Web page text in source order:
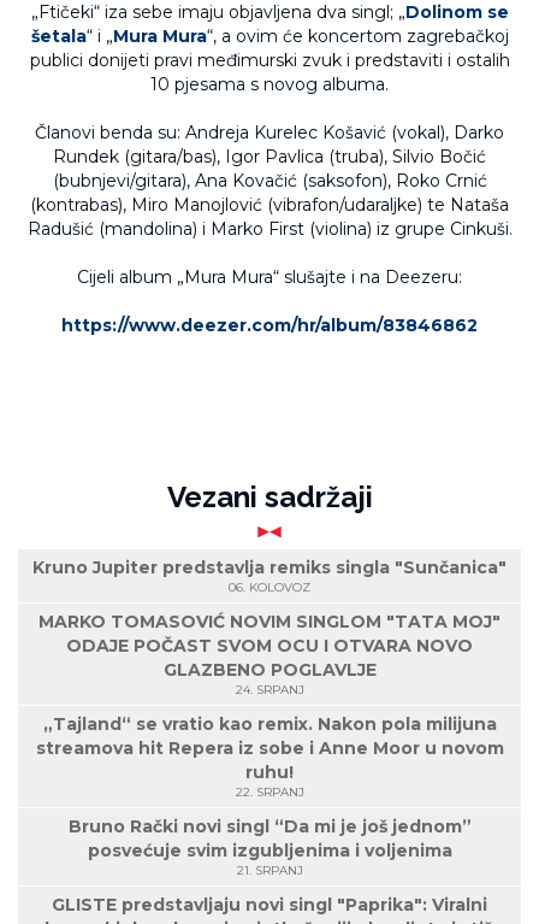
„Ftičeki“ iza sebe imaju objavljena dva singl; „Dolinom se
šetala“ i „Mura Mura“, a ovim će koncertom zagrebačkoj
publici donijeti pravi međimurski zvuk i predstaviti i ostalih
10 pjesama s novog albuma.
Članovi benda su: Andreja Kurelec Košavić (vokal), Darko
Rundek (gitara/bas), Igor Pavlica (truba), Silvio Bočić
(bubnjevi/gitara), Ana Kovačić (saksofon), Roko Crnić
(kontrabas), Miro Manojlović (vibrafon/udaraljke) te Nataša
Radušić (mandolina) i Marko First (violina) iz grupe Cinkuši.
Cijeli album „Mura Mura“ slušajte i na Deezeru:
https://www.deezer.com/hr/album/83846862
Vezani sadržaji
Kruno Jupiter predstavlja remiks singla "Sunčanica"
06. KOLOVOZ
MARKO TOMASOVIĆ NOVIM SINGLOM "TATA MOJ"
ODAJE POČAST SVOM OCU I OTVARA NOVO
GLAZBENO POGLAVLJE
24. SRPANJ
„Tajland“ se vratio kao remix. Nakon pola milijuna
streamova hit Repera iz sobe i Anne Moor u novom
ruhu!
22. SRPANJ
Bruno Rački novi singl “Da mi je još jednom”
posvećuje svim izgubljenima i voljenima
21. SRPANJ
GLISTE predstavljaju novi singl "Paprika": Viralni